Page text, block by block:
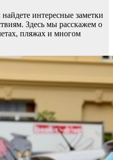
интересные заметки
Здесь мы расскажем о
пляжах и многом